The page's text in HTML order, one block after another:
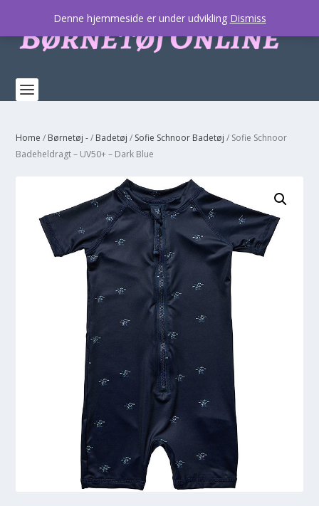
Home / Børnetøj -/ Badetøj / Sofie Schnoor Badetøj / Sofie Schnoor
Badeheldragt – UV50+ – Dark Blue
Denne hjemmeside er under udvikling Dismiss